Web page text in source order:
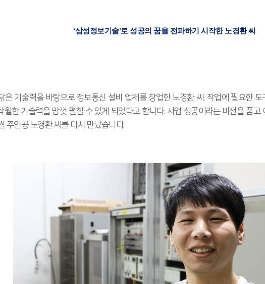
‘삼성정보기술’로 성공의 꿈을 전파하기 시작한 노경환 씨
은 기술력을 바탕으로 정보통신 설비 업체를 창업한 노경환 씨. 작업에 필요한
월한 기술력을 맘껏 펼칠 수 있게 되었다고 합니다. 사업 성공이라는 비전을 품고
주인공 노경환 씨를 다시 만났습니다.